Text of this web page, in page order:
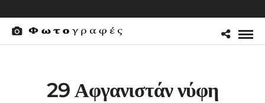
29 Αφγανιστάν νύφη